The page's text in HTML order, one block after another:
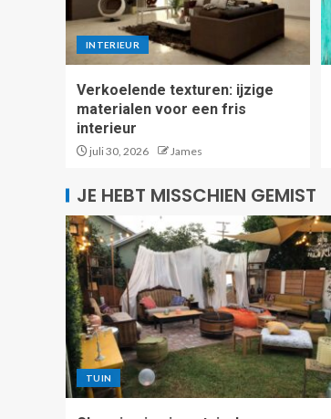
INTERIEUR
Verkoelende texturen: ijzige
materialen voor een fris
interieur
juli 30, 2026 James
JE HEBT MISSCHIEN GEMIST
TUIN